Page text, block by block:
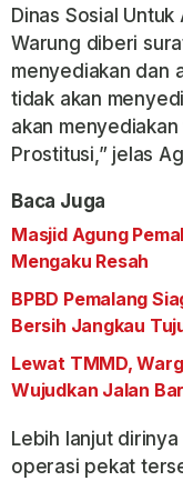
Dinas Sosial
Warung diberi
menyediakan dan
tidak akan
akan
Prostitusi,” jelas
Baca Juga
Masjid Agung
Mengaku Resah
BPBD Pemalang
Bersih Jangkau
Lewat TMMD,
Wujudkan Jalan
Lebih lanjut
operasi pekat